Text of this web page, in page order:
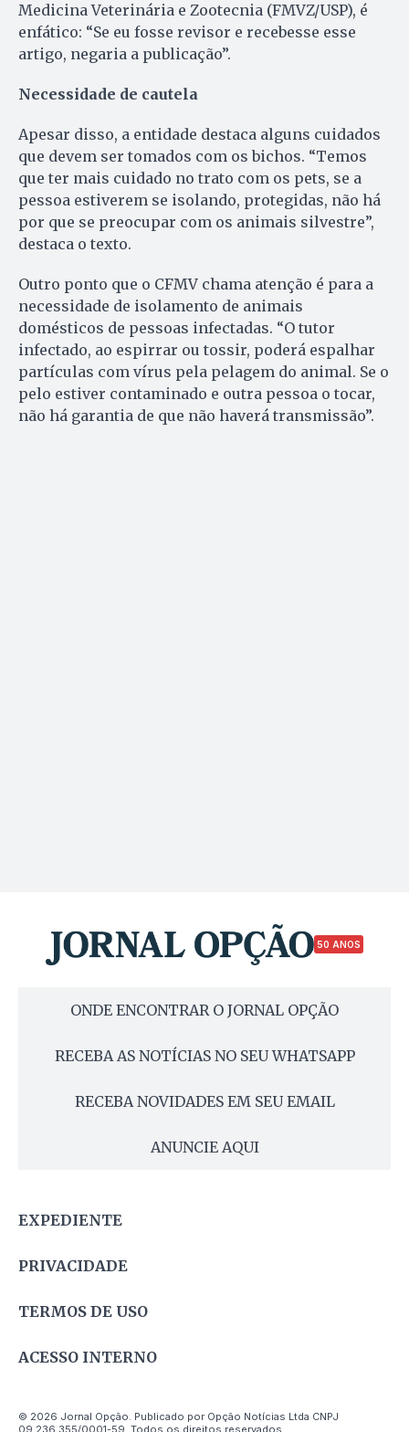
Medicina Veterinária e Zootecnia (FMVZ/USP), é
enfático: “Se eu fosse revisor e recebesse esse
artigo, negaria a publicação”.
Necessidade de cautela
Apesar disso, a entidade destaca alguns cuidados
que devem ser tomados com os bichos. “Temos
que ter mais cuidado no trato com os pets, se a
pessoa estiverem se isolando, protegidas, não há
por que se preocupar com os animais silvestre”,
destaca o texto.
Outro ponto que o CFMV chama atenção é para a
necessidade de isolamento de animais
domésticos de pessoas infectadas. “O tutor
infectado, ao espirrar ou tossir, poderá espalhar
partículas com vírus pela pelagem do animal. Se o
pelo estiver contaminado e outra pessoa o tocar,
não há garantia de que não haverá transmissão”.
50 ANOS
ONDE ENCONTRAR O JORNAL OPÇÃO
RECEBA AS NOTÍCIAS NO SEU WHATSAPP
RECEBA NOVIDADES EM SEU EMAIL
ANUNCIE AQUI
EXPEDIENTE
PRIVACIDADE
TERMOS DE USO
ACESSO INTERNO
© 2026 Jornal Opção. Publicado por Opção Notícias Ltda CNPJ
09.236.355/0001-59. Todos os direitos reservados.